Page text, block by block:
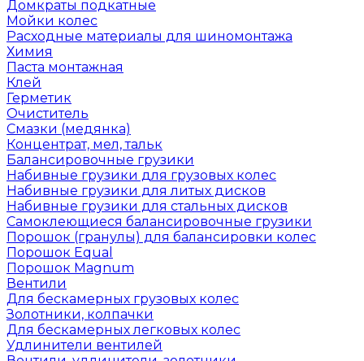
Домкраты подкатные
Мойки колес
Расходные материалы для шиномонтажа
Химия
Паста монтажная
Клей
Герметик
Очиститель
Смазки (медянка)
Концентрат, мел, тальк
Балансировочные грузики
Набивные грузики для грузовых колес
Набивные грузики для литых дисков
Набивные грузики для стальных дисков
Самоклеющиеся балансировочные грузики
Порошок (гранулы) для балансировки колес
Порошок Equal
Порошок Magnum
Вентили
Для бескамерных грузовых колес
Золотники, колпачки
Для бескамерных легковых колес
Удлинители вентилей